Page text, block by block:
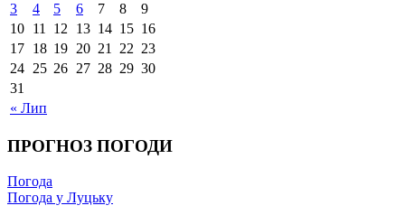
« Лип
3
4 5 6 7 8
9
10 11 12 13 14 15 16
17 18 19 20 21 22 23
24 25 26 27 28 29 30
31
ПРОГНОЗ ПОГОДИ
Погода
Погода у Луцьку